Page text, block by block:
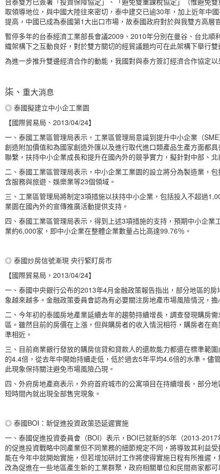
取領導地位，與中國大陸往來密切，泰中建交已逾30年，加上近年中
提高，中國已成為泰國第1大出口市場，故泰國政府對於與我雙方高層
暫停多年的台泰經濟工業部長會議2009、2010年分別在曼谷、台北
織架構下之互動良好，對於雙方關切的經貿議題均可在此架構下舉行
為進一步推升雙邊經濟合作的動能，我國對與泰方簽訂經濟合作協定
柒、 重大消息
◎ 泰國擬建立中小企工業園
【國際貿易局、2013/04/24】
一、泰國工業區管理局表示，工業區管理局意識到提升中小企業（
創造附加價值和為國家創造外匯以及進行取代進口類產品生產方面都
聯繫，扶持中小企業成長和提升在國內外的競爭實力，擬針對中部、
二、泰國工業區管理局表示，中小企業工業園的設立將分為製造業，
含服務與旅遊、娛樂業等23個領域。
三、工業區管理局將制定3項措施以扶持中小企業，包括投入不超過
業園在國內外的宣傳推廣活動提供支持。
四、泰國工業區管理局表示，得到上述3項措施的支持，預期中小企
業約6,000家，即中小企業在整體企業數量占比高達99.76％。
◎ 泰國炒房信號漸現 央行緊盯房市
【國際貿易局，2013/04/24】
一、泰國中央銀行公布的2013年4月金融政策報告指出，部分地區的
象越來越多。金融政策委員會認為有必要關注房地產市場風險情況，
二、今年初的泰國房地產業延續去年的趨勢持續增長，調查發現購房
區。雖然目前的房價在上漲，但與購房者的收入情況相符，購房者在
準相近。
三、目前商業銀行發放的購房信貸和貸款人的還款能力都還在標準範
的4.4倍，從去年中開始持續走低，低於過去5年平均4.6倍的水準。
此現象保持關注避免市場風險凸現。
四、外府房地產商表示，外府首府城市的公寓項目在持續增長，部分
短時間內就出現全部售完現象。
◎ 泰國BOI：新促進投資政策恐延遲實施
一、泰國促進投資委員會（BOI）表示，BOI已就新的5年（2013-
的促進投資戰略中同產業但不同業務的細節規定不同，將導致其利益
能在今年中就開始實施，但若增加研討工作將使得實施日程有所推遲
改為促進在一些地區產生新的工業群聚，政府相關單位和民間商家都